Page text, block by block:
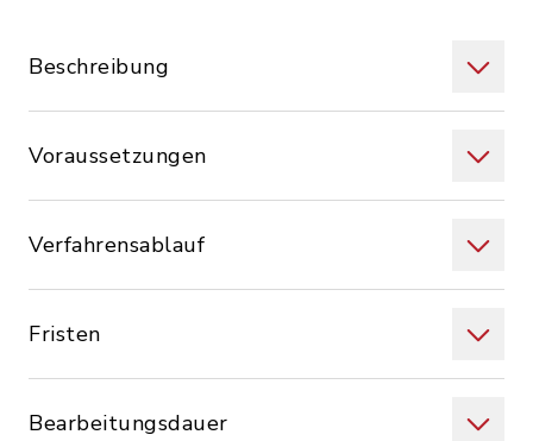
Beschreibung
Voraussetzungen
Verfahrensablauf
Fristen
Bearbeitungsdauer